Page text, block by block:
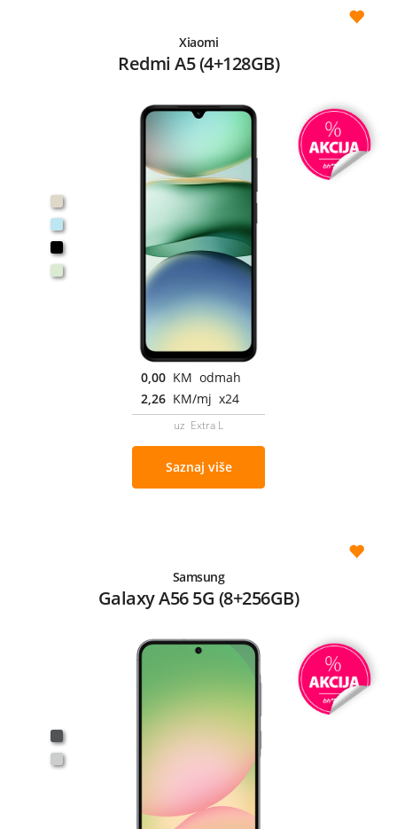
Xiaomi
Redmi A5 (4+128GB)
0,00 KM odmah
2,26 KM/mj x24
uz Extra L
Saznaj više
Samsung
Galaxy A56 5G (8+256GB)